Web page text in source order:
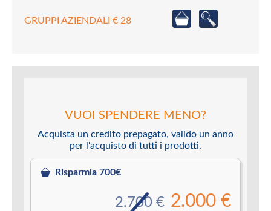
GRUPPI AZIENDALI € 28
VUOI SPENDERE MENO?
Acquista un credito prepagato, valido un anno
per l'acquisto di tutti i prodotti.
Risparmia 700€
2.000 €
2.700 €